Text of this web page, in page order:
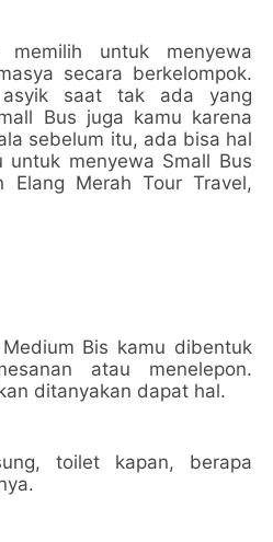
memilih untuk menyewa
secara berkelompok.
saat tak ada yang
Bus juga kamu karena
sebelum itu, ada bisa hal
menyewa Small Bus
Elang Merah Tour Travel,
Bis kamu dibentuk
atau menelepon.
ditanyakan dapat hal.
toilet kapan, berapa